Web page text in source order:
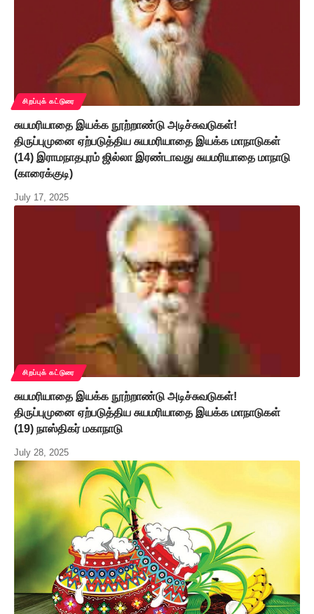
சிறப்புக் கட்டுரை
சுயமரியாதை இயக்க நூற்றாண்டு அடிச்சுவடுகள்!
திருப்புமுனை ஏற்படுத்திய சுயமரியாதை இயக்க மாநாடுகள்
(14) இராமநாதபுரம் ஜில்லா இரண்டாவது சுயமரியாதை மாநாடு
(காரைக்குடி)
July 17, 2025
சிறப்புக் கட்டுரை
சுயமரியாதை இயக்க நூற்றாண்டு அடிச்சுவடுகள்!
திருப்புமுனை ஏற்படுத்திய சுயமரியாதை இயக்க மாநாடுகள்
(19) நாஸ்திகர் மகாநாடு
July 28, 2025